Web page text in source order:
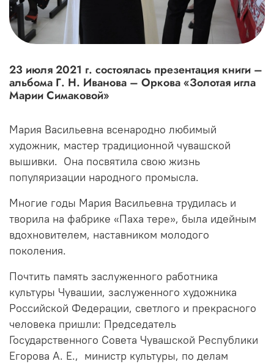
23 июля 2021 г. состоялась презентация книги –
альбома Г. Н. Иванова – Оркова «Золотая игла
Марии Симаковой»
Мария Васильевна всенародно любимый
художник, мастер традиционной чувашской
вышивки. Она посвятила свою жизнь
популяризации народного промысла.
Многие годы Мария Васильевна трудилась и
творила на фабрике «Паха тере», была идейным
вдохновителем, наставником молодого
поколения.
Почтить память заслуженного работника
культуры Чувашии, заслуженного художника
Российской Федерации, светлого и прекрасного
человека пришли: Председатель
Государственного Совета Чувашской Республики
Егорова А. Е., министр культуры, по делам